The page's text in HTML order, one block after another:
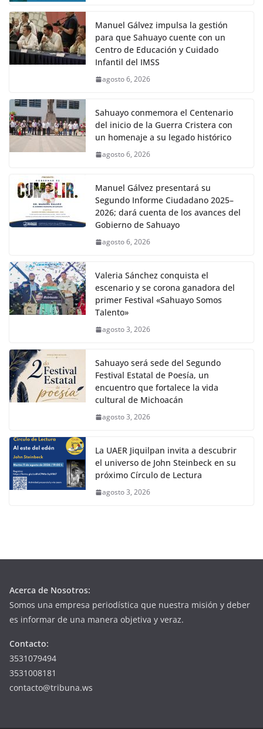
Manuel Gálvez impulsa la gestión
para que Sahuayo cuente con un
Centro de Educación y Cuidado
Infantil del IMSS
agosto 6, 2026
Sahuayo conmemora el Centenario
del inicio de la Guerra Cristera con
un homenaje a su legado histórico
agosto 6, 2026
Manuel Gálvez presentará su
Segundo Informe Ciudadano 2025–
2026; dará cuenta de los avances del
Gobierno de Sahuayo
agosto 6, 2026
Valeria Sánchez conquista el
escenario y se corona ganadora del
primer Festival «Sahuayo Somos
Talento»
agosto 3, 2026
Sahuayo será sede del Segundo
Festival Estatal de Poesía, un
encuentro que fortalece la vida
cultural de Michoacán
agosto 3, 2026
La UAER Jiquilpan invita a descubrir
el universo de John Steinbeck en su
próximo Círculo de Lectura
agosto 3, 2026
Acerca de Nosotros:
Somos una empresa periodística que nuestra misión y deber
es informar de una manera objetiva y veraz.
Contacto:
3531079494
3531008181
contacto@tribuna.ws